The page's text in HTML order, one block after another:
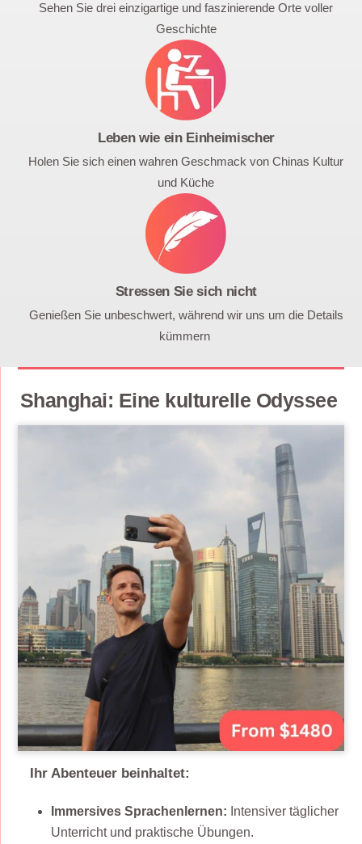
Sehen Sie drei einzigartige und faszinierende Orte voller
Geschichte
Leben wie ein Einheimischer
Holen Sie sich einen wahren Geschmack von Chinas Kultur
und Küche
Stressen Sie sich nicht
Genießen Sie unbeschwert, während wir uns um die Details
kümmern
Shanghai: Eine kulturelle Odyssee
Ihr Abenteuer beinhaltet:
Immersives Sprachenlernen: Intensiver täglicher
Unterricht und praktische Übungen.